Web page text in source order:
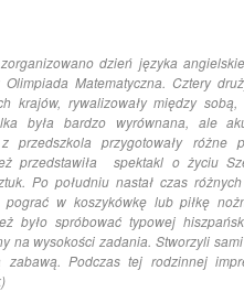
dzień języka
Matematyczna. Cztery
krajów, rywalizowały między
była bardzo wyrównana, ale
przedszkola przygotowały
przedstawiła spektakl o życiu
Po południu nastał czas
pograć w koszykówkę lub piłkę
było spróbować typowej
na wysokości zadania. Stworzyli
zabawą. Podczas tej rodzinnej